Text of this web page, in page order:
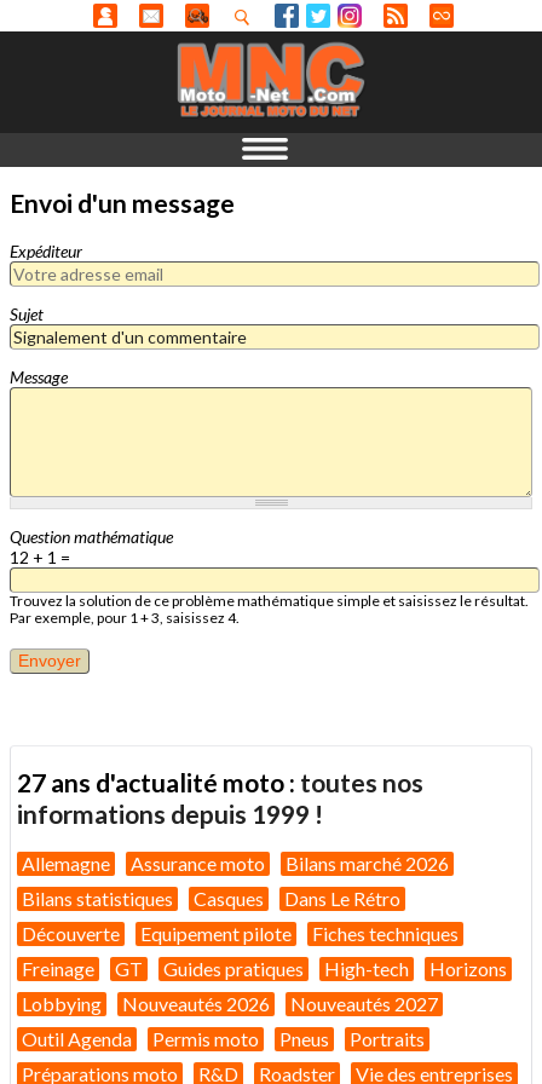
Envoi d'un message
Expéditeur
Sujet
Message
Question mathématique
12 + 1 =
Trouvez la solution de ce problème mathématique simple et saisissez le résultat.
Par exemple, pour 1 + 3, saisissez 4.
27 ans d'actualité moto : toutes nos
informations depuis 1999 !
Allemagne Assurance moto
Bilans marché 2026
Bilans statistiques
Casques
Dans Le Rétro
Découverte
Equipement pilote
Fiches techniques
Freinage
GT Guides pratiques High-tech
Horizons
Lobbying
Nouveautés 2026
Nouveautés 2027
Outil Agenda
Permis moto Pneus
Portraits
Préparations moto
R&D Roadster Vie des entreprises